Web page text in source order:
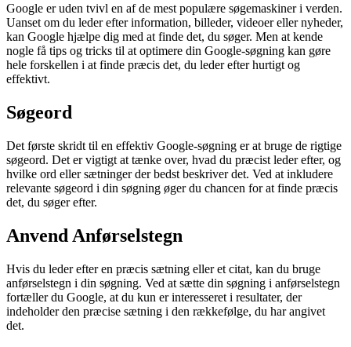
Google er uden tvivl en af de mest populære søgemaskiner i verden.
Uanset om du leder efter information, billeder, videoer eller nyheder,
kan Google hjælpe dig med at finde det, du søger. Men at kende
nogle få tips og tricks til at optimere din Google-søgning kan gøre
hele forskellen i at finde præcis det, du leder efter hurtigt og
effektivt.
Søgeord
Det første skridt til en effektiv Google-søgning er at bruge de rigtige
søgeord. Det er vigtigt at tænke over, hvad du præcist leder efter, og
hvilke ord eller sætninger der bedst beskriver det. Ved at inkludere
relevante søgeord i din søgning øger du chancen for at finde præcis
det, du søger efter.
Anvend Anførselstegn
Hvis du leder efter en præcis sætning eller et citat, kan du bruge
anførselstegn i din søgning. Ved at sætte din søgning i anførselstegn
fortæller du Google, at du kun er interesseret i resultater, der
indeholder den præcise sætning i den rækkefølge, du har angivet
det.